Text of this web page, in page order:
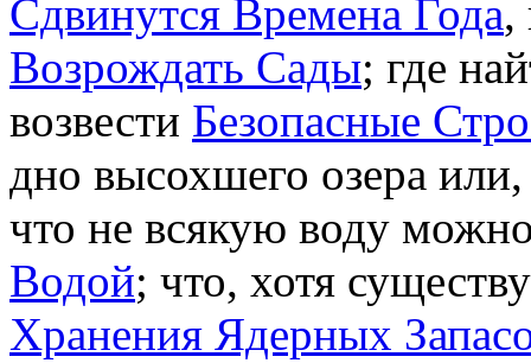
Сдвинутся Времена Года,
Возрождать Сады; где
возвести Безопасные
дно высохшего озера
что не всякую воду
Водой; что, хотя
Хранения Ядерных